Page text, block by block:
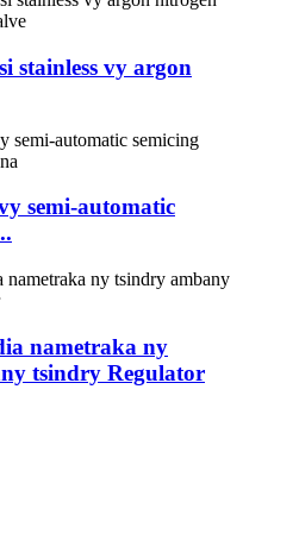
stainless vy argon
semi-automatic
nametraka ny
tsindry Regulator